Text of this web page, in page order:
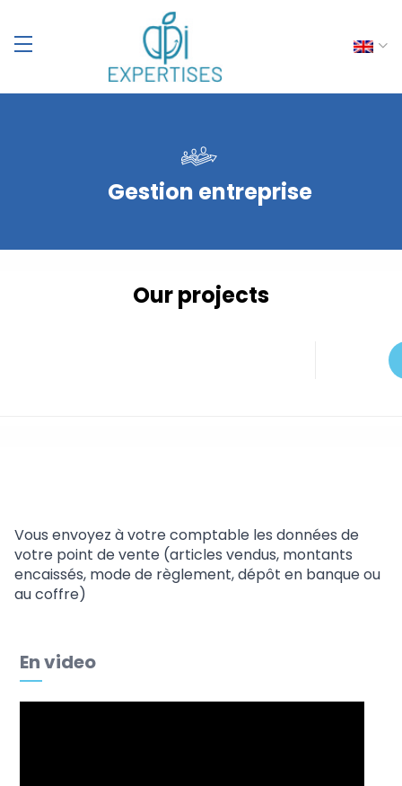
Gestion entreprise
Our projects
Vous envoyez à votre comptable les données de
votre point de vente (articles vendus, montants
encaissés, mode de règlement, dépôt en banque ou
au coffre)
En video